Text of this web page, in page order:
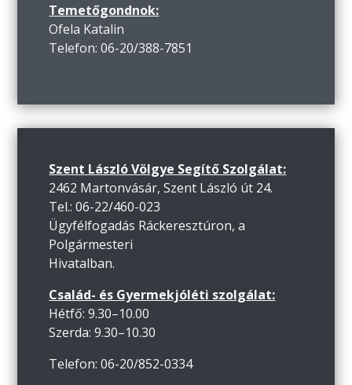
Temetőgondnok:
Ofela Katalin
Telefon: 06-20/388-7851
Szent László Völgye Segítő Szolgálat:
2462 Martonvásár, Szent László út 24.
Tel.: 06-22/460-023
Ügyfélfogadás Ráckeresztúron, a
Polgármesteri
Hivatalban.
Család- és Gyermekjóléti szolgálat:
Hétfő: 9.30–10.00
Szerda: 9.30–10.30
Telefon: 06-20/852-0334